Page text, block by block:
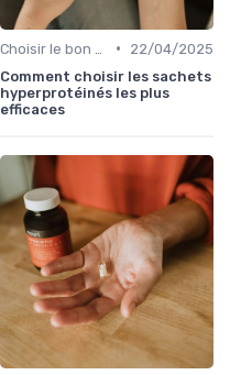
•
22/04/2025
Comment choisir les sachets
hyperprotéinés les plus
efficaces